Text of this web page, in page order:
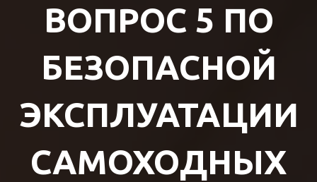
ВОПРОС 5 ПО
БЕЗОПАСНОЙ
ЭКСПЛУАТАЦИИ
САМОХОДНЫХ